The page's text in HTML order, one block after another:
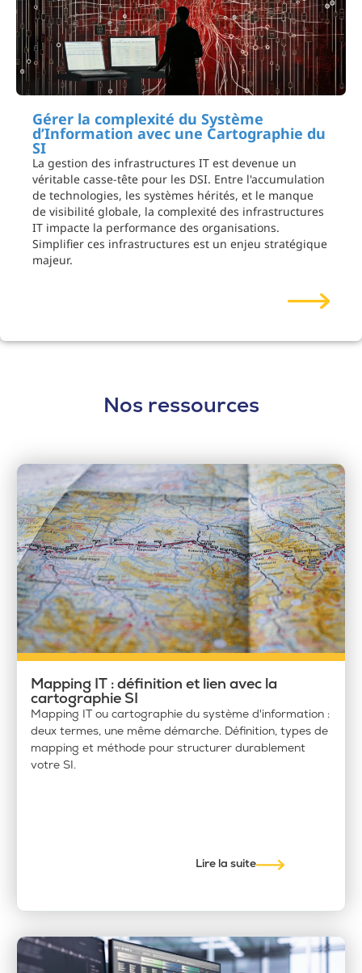
Gérer la complexité du Système
d’Information avec une Cartographie du
SI
La gestion des infrastructures IT est devenue un
véritable casse-tête pour les DSI. Entre l'accumulation
de technologies, les systèmes hérités, et le manque
de visibilité globale, la complexité des infrastructures
IT impacte la performance des organisations.
Simplifier ces infrastructures est un enjeu stratégique
majeur.
Nos ressources
Mapping IT : définition et lien avec la
cartographie SI
Mapping IT ou cartographie du système d'information :
deux termes, une même démarche. Définition, types de
mapping et méthode pour structurer durablement
votre SI.
Lire la suite